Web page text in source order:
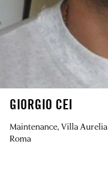
GIORGIO CEI
Maintenance, Villa Aurelia
Roma